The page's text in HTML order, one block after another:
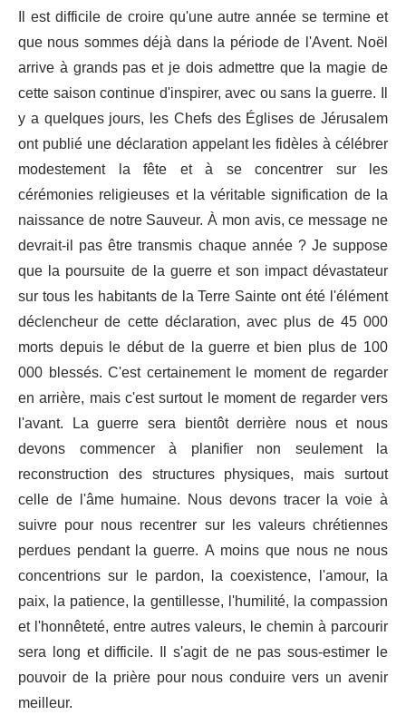
Il est difficile de croire qu'une autre année se termine et
que nous sommes déjà dans la période de l'Avent. Noël
arrive à grands pas et je dois admettre que la magie de
cette saison continue d'inspirer, avec ou sans la guerre. Il
y a quelques jours, les Chefs des Églises de Jérusalem
ont publié une déclaration appelant les fidèles à célébrer
modestement la fête et à se concentrer sur les
cérémonies religieuses et la véritable signification de la
naissance de notre Sauveur. À mon avis, ce message ne
devrait-il pas être transmis chaque année ? Je suppose
que la poursuite de la guerre et son impact dévastateur
sur tous les habitants de la Terre Sainte ont été l'élément
déclencheur de cette déclaration, avec plus de 45 000
morts depuis le début de la guerre et bien plus de 100
000 blessés. C'est certainement le moment de regarder
en arrière, mais c'est surtout le moment de regarder vers
l'avant. La guerre sera bientôt derrière nous et nous
devons commencer à planifier non seulement la
reconstruction des structures physiques, mais surtout
celle de l'âme humaine. Nous devons tracer la voie à
suivre pour nous recentrer sur les valeurs chrétiennes
perdues pendant la guerre. A moins que nous ne nous
concentrions sur le pardon, la coexistence, l'amour, la
paix, la patience, la gentillesse, l'humilité, la compassion
et l'honnêteté, entre autres valeurs, le chemin à parcourir
sera long et difficile. Il s'agit de ne pas sous-estimer le
pouvoir de la prière pour nous conduire vers un avenir
meilleur.